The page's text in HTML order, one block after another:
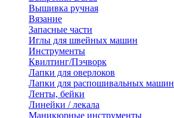
Вышивка ручная
Вязание
Запасные части
Иглы для швейных машин
Инструменты
Квилтинг/Пэчворк
Лапки для оверлоков
Лапки для распошивальных машин
Ленты, бейки
Линейки / лекала
Маникюрные инструменты